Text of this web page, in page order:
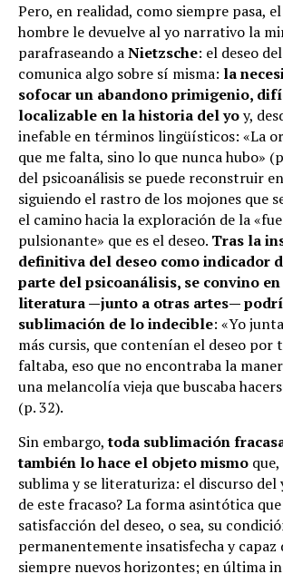
Pero, en realidad, como siempre pasa,
hombre le devuelve al yo narrativo la
parafraseando aNietzsche: el deseo
comunica algo sobre sí misma: la
sofocar un abandono primigenio,
localizable en la historia del yoy,
inefable en términos lingüísticos: «La
que me falta, sino lo que nunca hubo»
del psicoanálisis se puede reconstruir
siguiendo el rastro de los mojones que
el camino hacia la exploración de la
pulsionante» que es el deseo. Tras la
definitiva del deseo como indicador
parte del psicoanálisis, se convino
literatura —junto a otras artes—
sublimación de lo indecible: «Yo
más cursis, que contenían el deseo por
faltaba, eso que no encontraba la
una melancolía vieja que buscaba
(p. 32).
Sin embargo,toda sublimación
también lo hace el objeto mismo
sublima y se literaturiza: el discurso del
de este fracaso? La forma asintótica
satisfacción del deseo, o sea, su
permanentemente insatisfecha y capaz
siempre nuevos horizontes; en última